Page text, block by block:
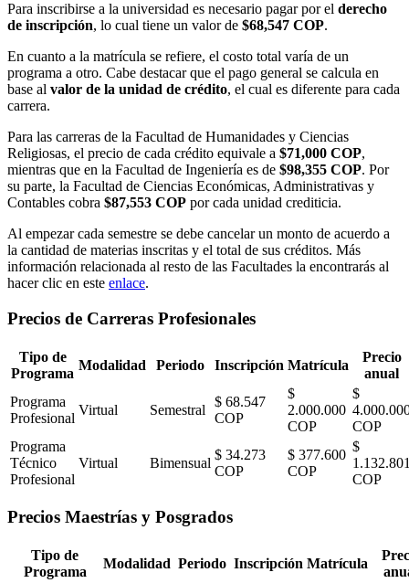
Para inscribirse a la universidad es necesario pagar por el derecho
de inscripción, lo cual tiene un valor de $68,547 COP.
En cuanto a la matrícula se refiere, el costo total varía de un
programa a otro. Cabe destacar que el pago general se calcula en
base al valor de la unidad de crédito, el cual es diferente para cada
carrera.
Para las carreras de la Facultad de Humanidades y Ciencias
Religiosas, el precio de cada crédito equivale a $71,000 COP,
mientras que en la Facultad de Ingeniería es de $98,355 COP. Por
su parte, la Facultad de Ciencias Económicas, Administrativas y
Contables cobra $87,553 COP por cada unidad crediticia.
Al empezar cada semestre se debe cancelar un monto de acuerdo a
la cantidad de materias inscritas y el total de sus créditos. Más
información relacionada al resto de las Facultades la encontrarás al
hacer clic en este enlace.
Precios de Carreras Profesionales
Tipo de
Programa
Modalidad Periodo Inscripción Matrícula
Precio
anual
Programa
Profesional
Virtual Semestral
$ 68.547
COP
$
2.000.000
COP
$
COP
Programa
Técnico
Profesional
Virtual Bimensual
$ 34.273
COP
$ 377.600
COP
$
COP
Precios Maestrías y Posgrados
Tipo de
Programa
Modalidad Periodo Inscripción Matrícula